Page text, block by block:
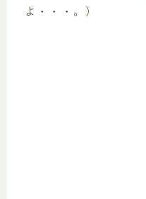
よ・・・。）